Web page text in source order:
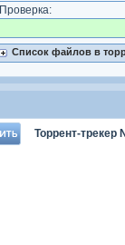
Проверка:
Список файлов в
Торрент-трекер